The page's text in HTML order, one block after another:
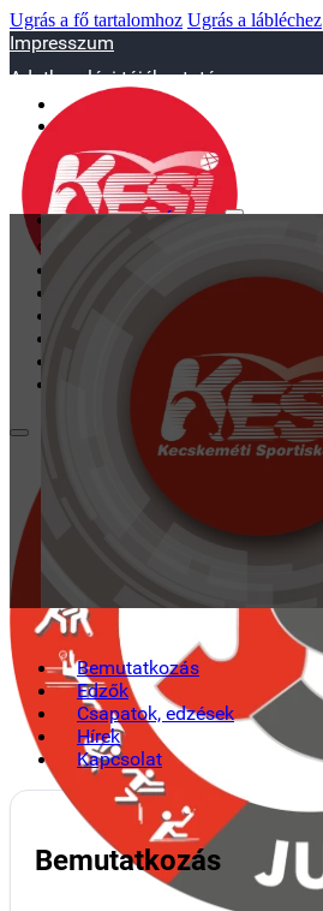
Ugrás a fő tartalomhoz Ugrás a lábléchez
Impresszum
Adatkezelési tájékoztató
sportiskola@juniorsportkft.hu
SZAKOSZTÁLYOK
KAPCSOLAT
Bemutatkozás
Edzők
Csapatok, edzések
Hírek
Kapcsolat
Bemutatkozás